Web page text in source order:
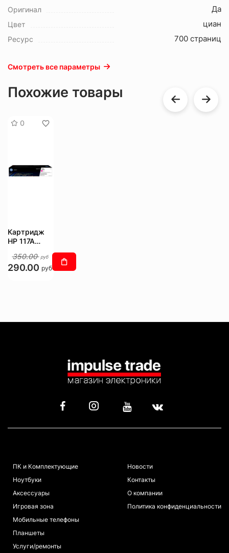
Оригинал Да
Цвет циан
Ресурс 700 страниц
Смотреть все параметры
Похожие товары
0
Картридж
HP 117A
350.00 руб
290.00 руб
ПК и Комплектующие
Ноутбуки
Аксессуары
Игровая зона
Мобильные телефоны
Планшеты
Услуги/ремонты
Новости
Контакты
О компании
Политика конфиденциальности